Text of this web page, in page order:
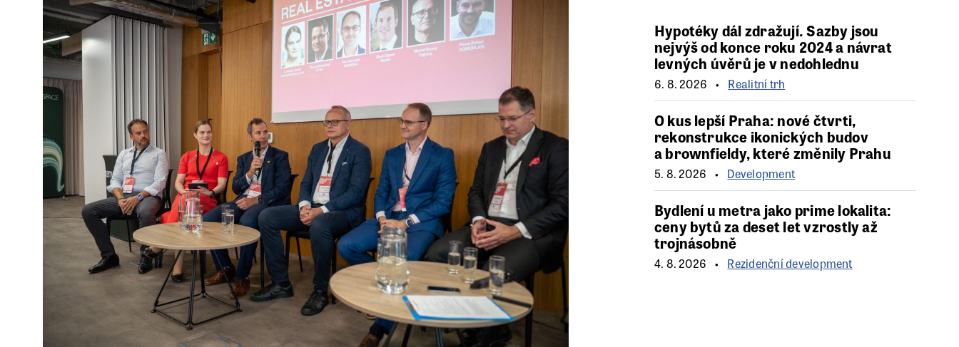
Hypotéky dál zdražují. Sazby jsou
nejvýš od konce roku 2024 a návrat
levných úvěrů je v nedohlednu
6. 8. 2026 Realitní trh
O kus lepší Praha: nové čtvrti,
rekonstrukce ikonických budov
a brownfieldy, které změnily Prahu
5. 8. 2026 Development
Bydlení u metra jako prime lokalita:
ceny bytů za deset let vzrostly až
trojnásobně
4. 8. 2026 Rezidenční development